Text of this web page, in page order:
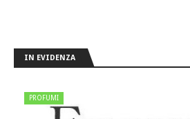
IN EVIDENZA
PROFUMI